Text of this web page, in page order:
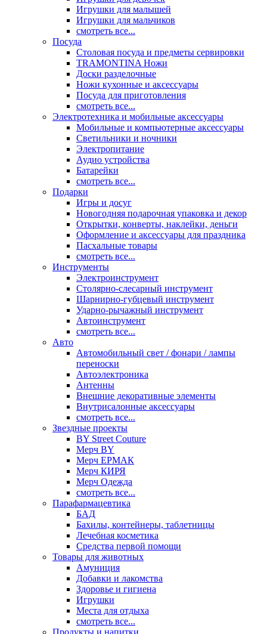
Игрушки для малышей
Игрушки для мальчиков
смотреть все...
Посуда
Столовая посуда и предметы сервировки
TRAMONTINA Ножи
Доски разделочные
Ножи кухонные и аксессуары
Посуда для приготовления
смотреть все...
Электротехника и мобильные аксессуары
Мобильные и компьютерные аксессуары
Светильники и ночники
Электропитание
Аудио устройства
Батарейки
смотреть все...
Подарки
Игры и досуг
Новогодняя подарочная упаковка и декор
Открытки, конверты, наклейки, деньги
Оформление и аксессуары для праздника
Пасхальные товары
смотреть все...
Инструменты
Электроинструмент
Столярно-слесарный инструмент
Шарнирно-губцевый инструмент
Ударно-рычажный инструмент
Автоинструмент
смотреть все...
Авто
Автомобильный свет / фонари / лампы
переноски
Автоэлектроника
Антенны
Внешние декоративные элементы
Внутрисалонные аксессуары
смотреть все...
Звездные проекты
BY Street Couture
Мерч BY
Мерч ЕРМАК
Мерч КИРЯ
Мерч Одежда
смотреть все...
Парафармацевтика
БАД
Бахилы, контейнеры, таблетницы
Лечебная косметика
Средства первой помощи
Товары для животных
Амуниция
Добавки и лакомства
Здоровье и гигиена
Игрушки
Места для отдыха
смотреть все...
Продукты и напитки